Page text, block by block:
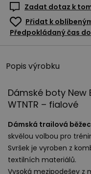
Zadat dotaz k
Přidat k
Předpokládaný čas
Popis výrobku
Dámské boty New
WTNTR – fialové
Dámská trailová
skvělou volbou pro
Svršek je vyroben z
textilních materiálů.
Vysoká mezipodešev z